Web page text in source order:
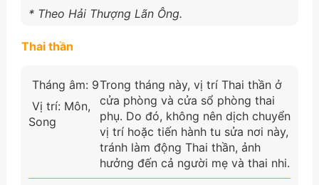
* Theo Hải Thượng Lãn Ông.
Thai thần
Tháng âm: 9
Vị trí: Môn,
Song
Trong tháng này, vị trí Thai thần ở
cửa phòng và cửa sổ phòng thai
phụ. Do đó, không nên dịch chuyển
vị trí hoặc tiến hành tu sửa nơi này,
tránh làm động Thai thần, ảnh
hưởng đến cả người mẹ và thai nhi.